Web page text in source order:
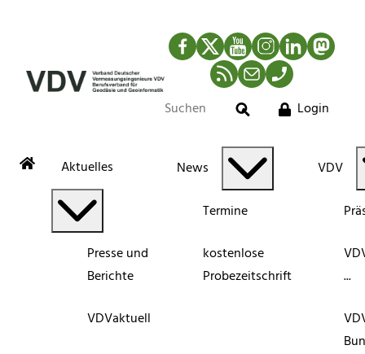
Facebook
TwitterYouTubeInstagram
LinkedIn
RSS-Newsfeed
MailTelefon
Suche
Login
Aktuelles
Presse und
Berichte
VDVaktuell
News
Termine
kostenlose
Probezeitschrift
VDV
...